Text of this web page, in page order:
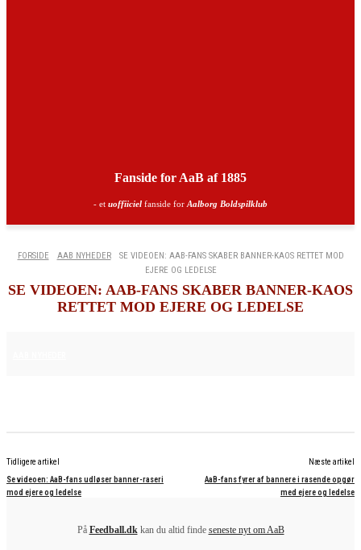
Fanside for AaB af 1885
- et uoffiiciel fanside for Aalborg Boldspilklub
FORSIDE AAB NYHEDER
SE VIDEOEN: AAB-FANS SKABER BANNER-KAOS RETTET MOD
EJERE OG LEDELSE
SE VIDEOEN: AAB-FANS SKABER BANNER-KAOS
RETTET MOD EJERE OG LEDELSE
Tidligere artikel
Se videoen: AaB-fans udløser banner-raseri
mod ejere og ledelse
Næste artikel
AaB-fans fyrer af bannere i rasende opgør
med ejere og ledelse
På Feedball.dkkan du altid finde seneste nyt om AaB